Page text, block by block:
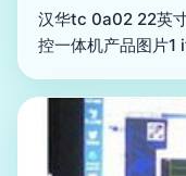
汉华tc 0a02 22英
控一体机产品图片1